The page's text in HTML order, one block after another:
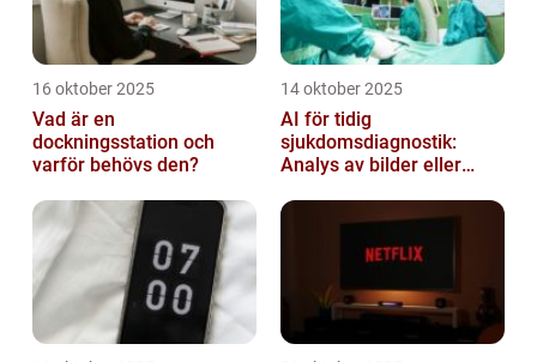
16 oktober 2025
Vad är en
dockningsstation och
varför behövs den?
14 oktober 2025
AI för tidig
sjukdomsdiagnostik:
Analys av bilder eller